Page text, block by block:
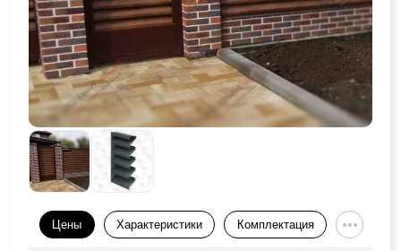
Цены Характеристики Комплектация